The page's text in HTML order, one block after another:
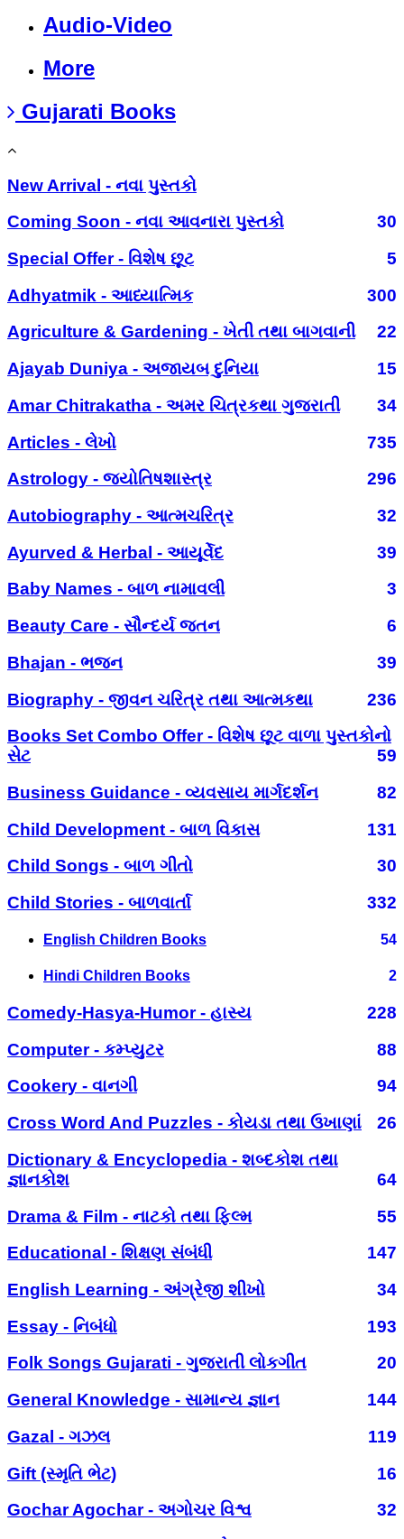
Audio-Video
More
Gujarati Books
New Arrival - નવા પુસ્તકો
Coming Soon - નવા આવનારા પુસ્તકો
30
Special Offer - વિશેષ છૂટ
5
Adhyatmik - આધ્યાત્મિક
300
Agriculture & Gardening - ખેતી તથા બાગવાની
22
Ajayab Duniya - અજાયબ દુનિયા
15
Amar Chitrakatha - અમર ચિત્રકથા ગુજરાતી
34
Articles - લેખો
735
Astrology - જ્યોતિષશાસ્ત્ર
296
Autobiography - આત્મચરિત્ર
32
Ayurved & Herbal - આયૂર્વેદ
39
Baby Names - બાળ નામાવલી
3
Beauty Care - સૌન્દર્ય જતન
6
Bhajan - ભજન
39
Biography - જીવન ચરિત્ર તથા આત્મકથા
236
Books Set Combo Offer - વિશેષ છૂટ વાળા પુસ્તકોનો
સેટ
59
Business Guidance - વ્યવસાય માર્ગદર્શન
82
Child Development - બાળ વિકાસ
131
Child Songs - બાળ ગીતો
30
Child Stories - બાળવાર્તા
332
English Children Books 54
Hindi Children Books 2
Comedy-Hasya-Humor - હાસ્ય
228
Computer - કમ્પ્યુટર
88
Cookery - વાનગી
94
Cross Word And Puzzles - કોયડા તથા ઉખાણાં
26
Dictionary & Encyclopedia - શબ્દકોશ તથા
જ્ઞાનકોશ
64
Drama & Film - નાટકો તથા ફિલ્મ
55
Educational - શિક્ષણ સંબંધી
147
English Learning - અંગ્રેજી શીખો
34
Essay - નિબંધો
193
Folk Songs Gujarati - ગુજરાતી લોકગીત
20
General Knowledge - સામાન્ય જ્ઞાન
144
Gazal - ગઝલ
119
Gift (સ્મૃતિ ભેટ)
16
Gochar Agochar - અગોચર વિશ્વ
32